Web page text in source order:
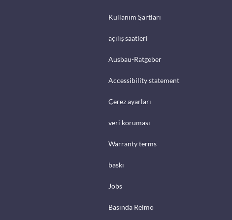
Kullanım Şartları
açılış saatleri
Ausbau-Ratgeber
Accessibility statement
Çerez ayarları
veri koruması
Warranty terms
baskı
Jobs
Basında Reimo